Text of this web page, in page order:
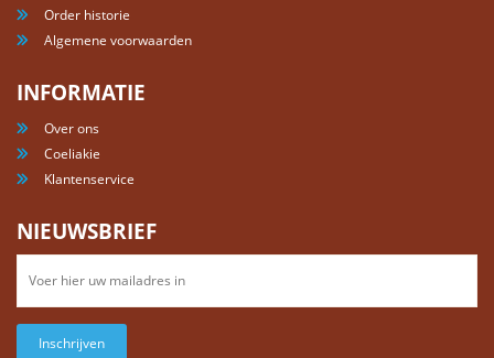
Order historie
Algemene voorwaarden
INFORMATIE
Over ons
Coeliakie
Klantenservice
NIEUWSBRIEF
Inschrijven